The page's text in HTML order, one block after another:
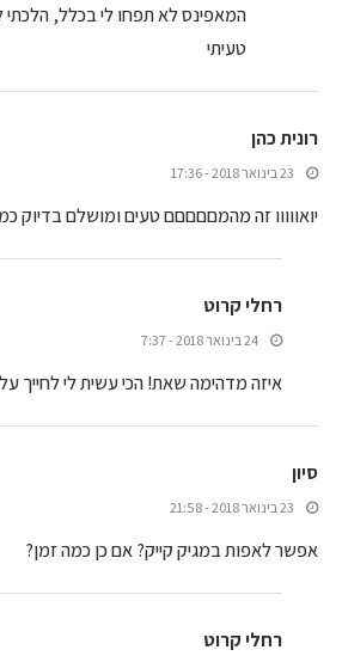
המאפינס לא תפחו לי בכלל, הלכתי
טעיתי
רונית כהן
23 בינואר 2018 - 17:36
יואווווו זה מהמםםםםם טעים ומושלם בדיוק
רחלי קרוט
24 בינואר 2018 - 7:37
איזה מדהימה שאת! הכי עשית לי לחייך
סיון
23 בינואר 2018 - 21:58
אפשר לאפות במגיק קייק? אם כן כמה זמן?
רחלי קרוט